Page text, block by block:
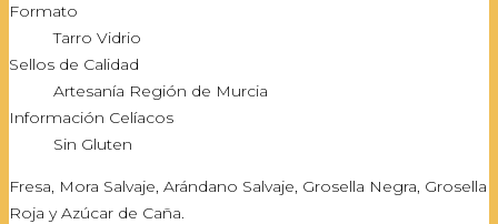
Formato
Tarro Vidrio
Sellos de Calidad
Artesanía Región de Murcia
Información Celíacos
Sin Gluten
Fresa, Mora Salvaje, Arándano Salvaje, Grosella Negra, Grosella
Roja y Azúcar de Caña.